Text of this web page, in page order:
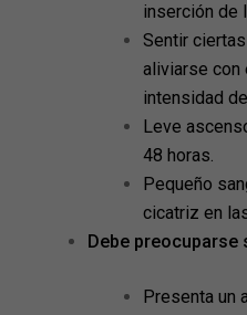
inserción de
Sentir
aliviarse con
intensidad
Leve
48 horas.
Pequeño
cicatriz en
Debe preocuparse
Presenta un